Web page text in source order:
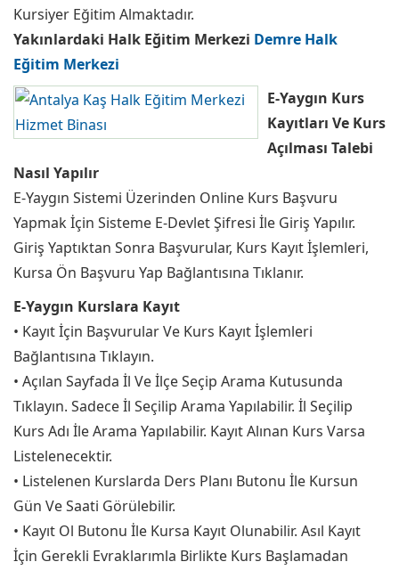
Kursiyer Eğitim Almaktadır.
Yakınlardaki Halk Eğitim Merkezi Demre Halk
Eğitim Merkezi
E-Yaygın Kurs
Kayıtları Ve Kurs
Açılması Talebi
Nasıl Yapılır
E-Yaygın Sistemi Üzerinden Online Kurs Başvuru
Yapmak İçin Sisteme E-Devlet Şifresi İle Giriş Yapılır.
Giriş Yaptıktan Sonra Başvurular, Kurs Kayıt İşlemleri,
Kursa Ön Başvuru Yap Bağlantısına Tıklanır.
E-Yaygın Kurslara Kayıt
• Kayıt İçin Başvurular Ve Kurs Kayıt İşlemleri
Bağlantısına Tıklayın.
• Açılan Sayfada İl Ve İlçe Seçip Arama Kutusunda
Tıklayın. Sadece İl Seçilip Arama Yapılabilir. İl Seçilip
Kurs Adı İle Arama Yapılabilir. Kayıt Alınan Kurs Varsa
Listelenecektir.
• Listelenen Kurslarda Ders Planı Butonu İle Kursun
Gün Ve Saati Görülebilir.
• Kayıt Ol Butonu İle Kursa Kayıt Olunabilir. Asıl Kayıt
İçin Gerekli Evraklarımla Birlikte Kurs Başlamadan